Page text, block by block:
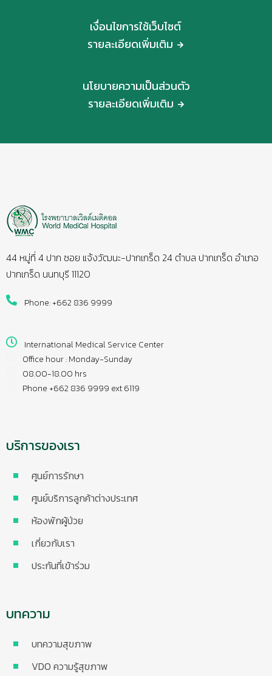
เงื่อนไขการใช้เว็บไซต์
รายละเอียดเพิ่มเติม
นโยบายความเป็นส่วนตัว
รายละเอียดเพิ่มเติม
44 หมู่ที่ 4 ปาก ซอย แจ้งวัฒนะ-ปากเกร็ด 24 ตำบล ปากเกร็ด อำเภอ
ปากเกร็ด นนทบุรี 11120
Phone: +662 836 9999
International Medical Service Center
Office hour : Monday-Sunday
08.00-18.00 hrs
Phone +662 836 9999 ext 6119
บริการของเรา
ศูนย์การรักษา
ศูนย์บริการลูกค้าต่างประเทศ
ห้องพักผู้ป่วย
เกี่ยวกับเรา
ประกันที่เข้าร่วม
บทความ
บทความสุขภาพ
VDO ความรู้สุขภาพ